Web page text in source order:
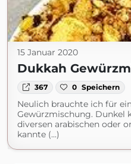
15 Januar 2020
Dukkah
367 0 Speichern
Neulich brauchte ich für
Gewürzmischung. Dunkel
diversen arabischen oder
kannte (...)